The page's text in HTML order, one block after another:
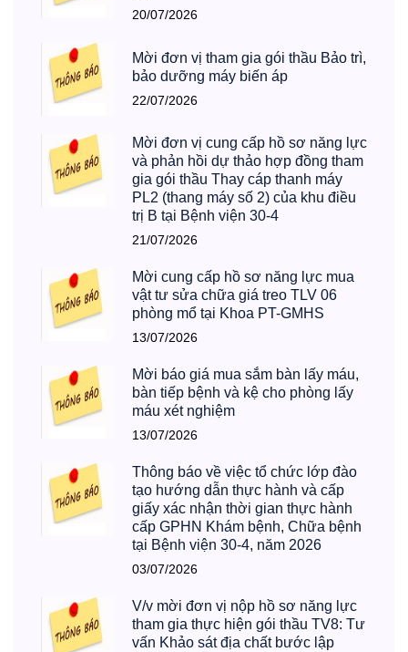
20/07/2026
Mời đơn vị tham gia gói thầu Bảo trì,
bảo dưỡng máy biến áp
22/07/2026
Mời đơn vị cung cấp hồ sơ năng lực
và phản hồi dự thảo hợp đồng tham
gia gói thầu Thay cáp thanh máy
PL2 (thang máy số 2) của khu điều
trị B tại Bệnh viện 30-4
21/07/2026
Mời cung cấp hồ sơ năng lực mua
vật tư sửa chữa giá treo TLV 06
phòng mổ tại Khoa PT-GMHS
13/07/2026
Mời báo giá mua sắm bàn lấy máu,
bàn tiếp bệnh và kệ cho phòng lấy
máu xét nghiệm
13/07/2026
Thông báo về việc tổ chức lớp đào
tạo hướng dẫn thực hành và cấp
giấy xác nhận thời gian thực hành
cấp GPHN Khám bệnh, Chữa bệnh
tại Bệnh viện 30-4, năm 2026
03/07/2026
V/v mời đơn vị nộp hồ sơ năng lực
tham gia thực hiện gói thầu TV8: Tư
vấn Khảo sát địa chất bước lập